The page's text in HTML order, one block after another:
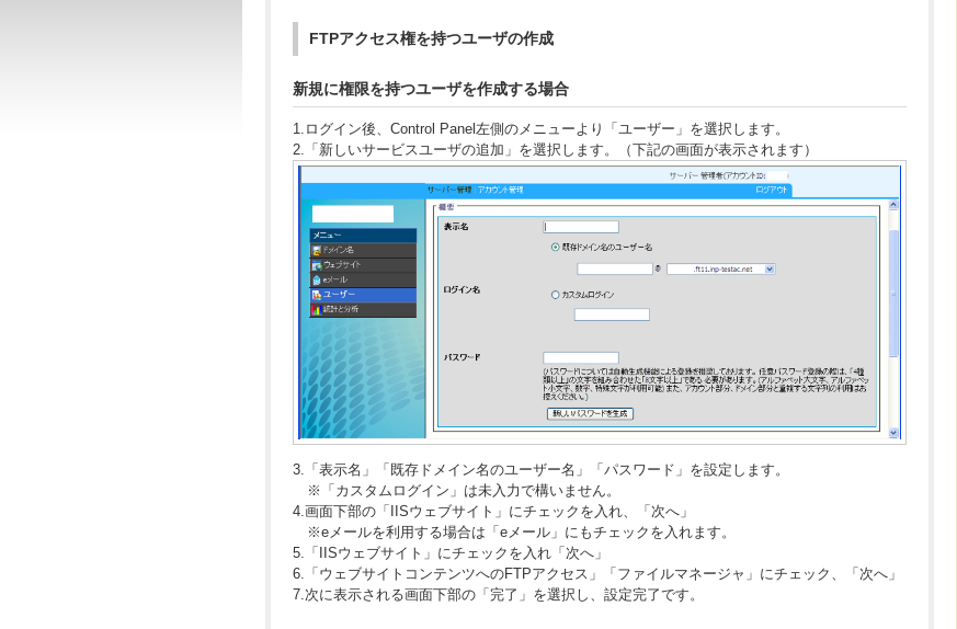
FTPアクセス権を持つユーザの作成
新規に権限を持つユーザを作成する場合
1.ログイン後、Control Panel左側のメニューより「ユーザー」を選択します。
2.「新しいサービスユーザの追加」を選択します。（下記の画面が表示されます）
3.「表示名」「既存ドメイン名のユーザー名」「パスワード」を設定します。
※「カスタムログイン」は未入力で構いません。
4.画面下部の「IISウェブサイト」にチェックを入れ、「次へ」
※eメールを利用する場合は「eメール」にもチェックを入れます。
5.「IISウェブサイト」にチェックを入れ「次へ」
6.「ウェブサイトコンテンツへのFTPアクセス」「ファイルマネージャ」にチェック、「次へ」
7.次に表示される画面下部の「完了」を選択し、設定完了です。